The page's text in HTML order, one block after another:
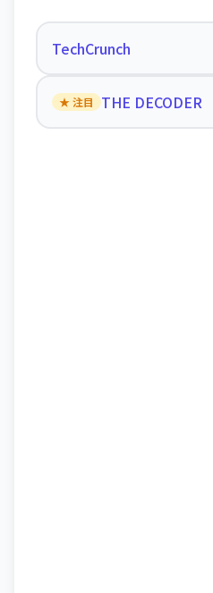
TechCrunch
★ 注目 THE DECODER